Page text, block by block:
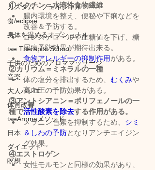
カスタム・フェイシャル
食/eclipse
身体を温めるオプショナル
tae Therapist School
子供のためのアロママッサージ
音楽
大人バレエ
体質改善
taeAromaメソッド
日本
ダイエット
瞑想
①ペクチン＝水溶性食物繊維
腸内環境を整え、便秘や下痢などを
改善＆予防する。
コレステロールや血糖値を下げ、糖
尿病予防効果が期待出来る。
食物アレルギーの抑制作用がある。
②カリウム＝ミネラルの一種
体の塩分を排出するため、 むくみや
高血圧の予防効果がある。
③アントシアニン＝ポリフェノールの一
種で活性酸素を除去する作用がある。
メラニン色素を抑制するため、 シミ
＆しわの予防となりアンチエイジン
グ効果。
④エストロゲン
女性モルモンと同様の効果があり、